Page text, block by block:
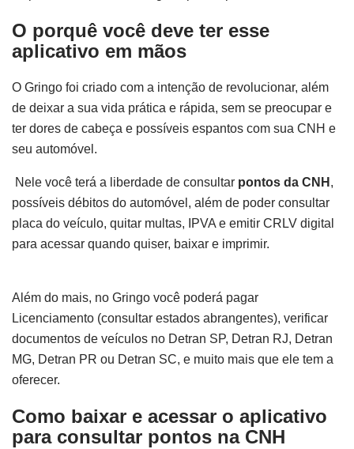
O porquê você deve ter esse
aplicativo em mãos
O Gringo foi criado com a intenção de revolucionar, além
de deixar a sua vida prática e rápida, sem se preocupar e
ter dores de cabeça e possíveis espantos com sua CNH e
seu automóvel.
Nele você terá a liberdade de consultar pontos da CNH ,
possíveis débitos do automóvel, além de poder consultar
placa do veículo, quitar multas, IPVA e emitir CRLV digital
para acessar quando quiser, baixar e imprimir.
Além do mais, no Gringo você poderá pagar
Licenciamento (consultar estados abrangentes), verificar
documentos de veículos no Detran SP, Detran RJ, Detran
MG, Detran PR ou Detran SC, e muito mais que ele tem a
oferecer.
Como baixar e acessar o aplicativo
para consultar pontos na CNH